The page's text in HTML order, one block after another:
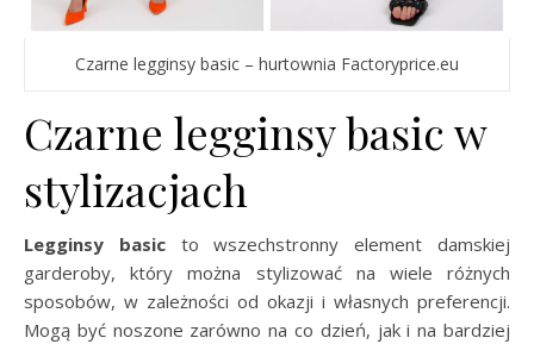
Czarne legginsy basic – hurtownia Factoryprice.eu
Czarne legginsy basic w
stylizacjach
Legginsy basicto wszechstronny element damskiej
garderoby, który można stylizować na wiele różnych
sposobów, w zależności od okazji i własnych preferencji.
Mogą być noszone zarówno na co dzień, jak i na bardziej